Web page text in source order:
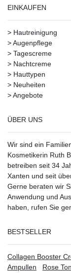
EINKAUFEN
> Hautreinigung
>Augenpflege
> Tagescreme
> Nachtcreme
> Hauttypen
> Neuheiten
>Angebote
ÜBER UNS
Wir sind ein
Kosmetikerin Ruth
betreiben seit 34
Xanten und seit
Gerne beraten wir
Anwendung und
haben, rufen Sie
BESTSELLER
Collagen Booster
Ampullen
Rose